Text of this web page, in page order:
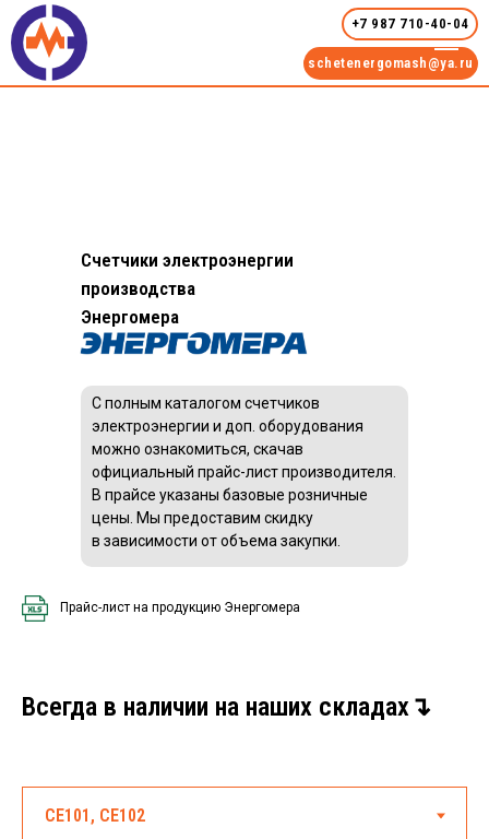
+7 987 710-40-04
schetenergomash@ya.ru
Счетчики электроэнергии
производства
Энергомера
С полным каталогом счетчиков
электроэнергии и доп. оборудования
можно ознакомиться, скачав
официальный прайс-лист производителя.
В прайсе указаны базовые розничные
цены. Мы предоставим скидку
в зависимости от объема закупки.
Прайс-лист на продукцию Энергомера
Всегда в наличии на наших складах↴